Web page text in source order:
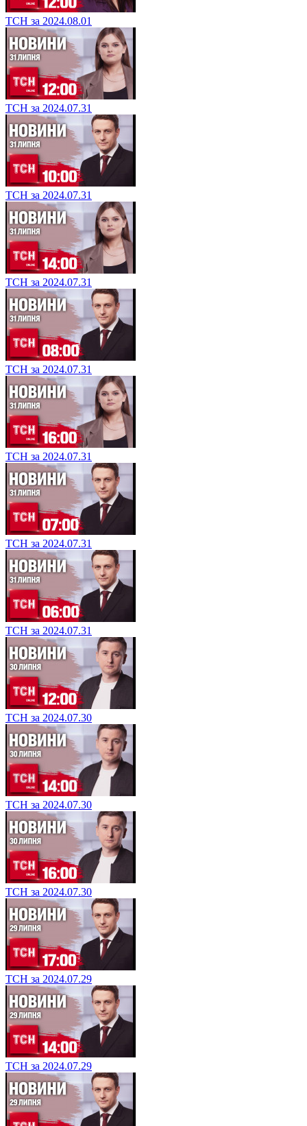
ТСН за 2024.08.01
ТСН за 2024.07.31
ТСН за 2024.07.31
ТСН за 2024.07.31
ТСН за 2024.07.31
ТСН за 2024.07.31
ТСН за 2024.07.31
ТСН за 2024.07.31
ТСН за 2024.07.30
ТСН за 2024.07.30
ТСН за 2024.07.30
ТСН за 2024.07.29
ТСН за 2024.07.29